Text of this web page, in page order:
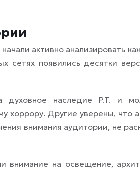
активно анализировать
сетях появились десятки
наследие P.T. и
хоррору. Другие уверены, что
внимания аудитории, не
внимание на освещение,